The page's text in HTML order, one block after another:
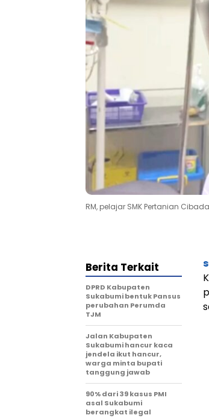
RM, pelajar SMK Pertanian
Berita Terkait
DPRD Kabupaten
Sukabumi bentuk Pansus
perubahan Perumda
TJM
Jalan Kabupaten
Sukabumi hancur kaca
jendela ikut hancur,
warga minta bupati
tanggung jawab
90% dari 39 kasus PMI
asal Sukabumi
berangkat ilegal